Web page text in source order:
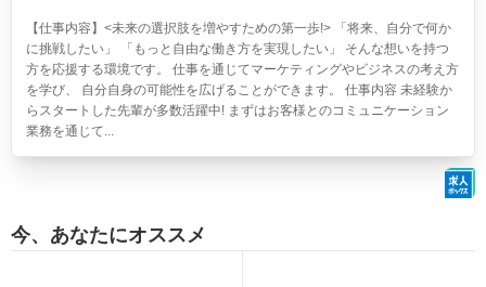
【仕事内容】<未来の選択肢を増やすための第一歩!> 「将来、自分で何か
に挑戦したい」 「もっと自由な働き方を実現したい」 そんな想いを持つ
方を応援する環境です。 仕事を通じてマーケティングやビジネスの考え方
を学び、 自分自身の可能性を広げることができます。 仕事内容 未経験か
らスタートした先輩が多数活躍中! まずはお客様とのコミュニケーション
業務を通じて...
今、あなたにオススメ